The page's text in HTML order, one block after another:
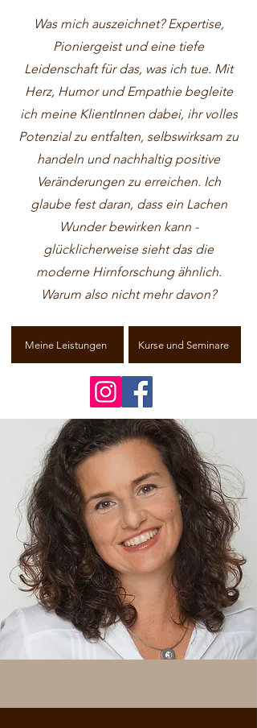
Was mich auszeichnet? Expertise,
Pioniergeist und eine tiefe
Leidenschaft für das, was ich tue. Mit
Herz, Humor und Empathie begleite
ich meine KlientInnen dabei, ihr volles
Potenzial zu entfalten, selbswirksam zu
handeln und nachhaltig positive
Veränderungen zu erreichen. Ich
glaube fest daran, dass ein Lachen
Wunder bewirken kann -
glücklicherweise sieht das die
moderne Hirnforschung ähnlich.
Warum also nicht mehr davon?
Meine Leistungen Kurse und Seminare